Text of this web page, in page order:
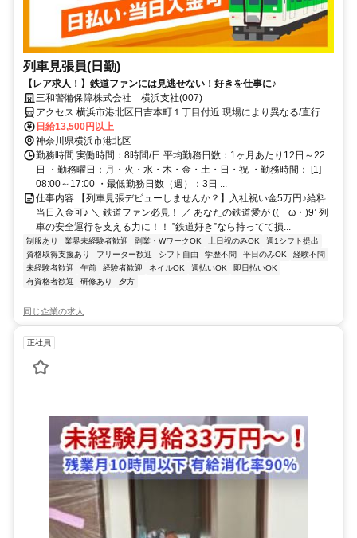
列車見張員(日勤)
【レア求人！】鉄道ファンには見逃せない！好きを仕事に♪
三和警備保障株式会社 横浜支社(007)
アクセス 横浜市港北区日吉本町１丁目付近 現場により異なる/直行直
帰/勤務地相談可 ■週3日～■電話面接
日給13,500円以上
神奈川県横浜市港北区
勤務時間 実働時間：8時間/日 平均勤務日数：1ヶ月あたり12日～22
日 ・勤務曜日：月・火・水・木・金・土・日・祝 ・勤務時間： [1]
08:00～17:00 ・最低勤務日数（週）：3日 ...
仕事内容 【列車見張デビューしませんか？】入社祝い金5万円♪給料
当日入金可♪ ＼ 鉄道ファン必見！ ／ あなたの鉄道愛が ((ゝω・)9’ 列
車の安全運行を支える力に！！ ”鉄道好き”なら持ってて損...
制服あり 業界未経験者歓迎 副業・WワークOK 土日祝のみOK
週1シフト提出
資格取得支援あり
フリーター歓迎 シフト自由 学歴不問 平日のみOK
経験不問
未経験者歓迎
午前 経験者歓迎 ネイルOK 週払いOK
即日払いOK
有資格者歓迎
研修あり 夕方
同じ企業の求人
正社員